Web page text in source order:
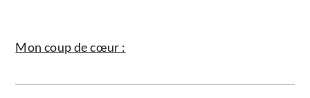
Mon coup de cœur :